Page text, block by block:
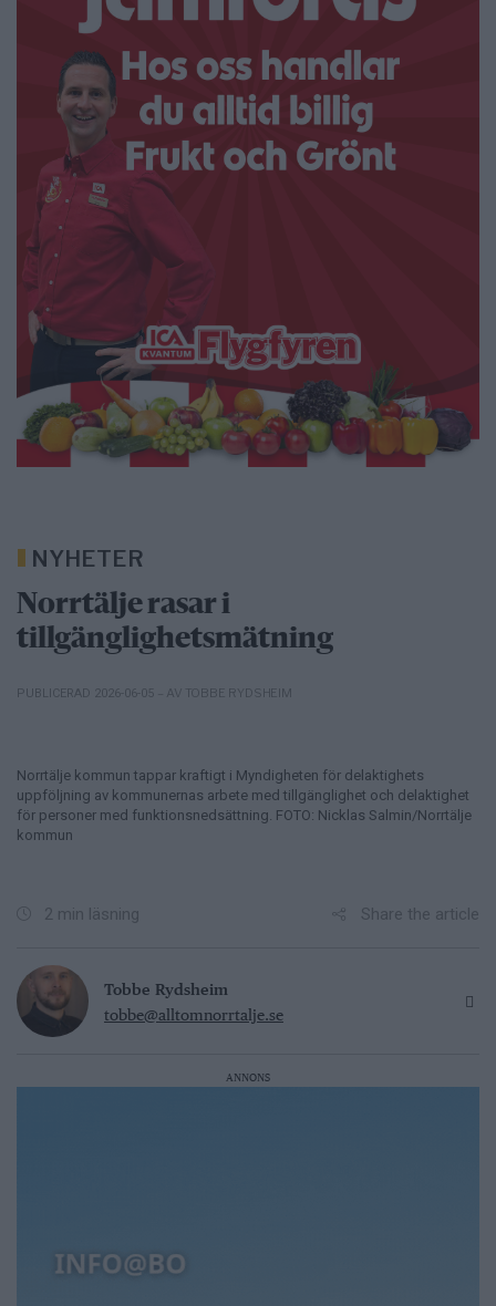
NYHETER
Norrtälje rasar i
tillgänglighetsmätning
PUBLICERAD 2026-06-05 – AV TOBBE RYDSHEIM
Norrtälje kommun tappar kraftigt i Myndigheten för delaktighets
uppföljning av kommunernas arbete med tillgänglighet och delaktighet
för personer med funktionsnedsättning. FOTO: Nicklas Salmin/Norrtälje
kommun
2 min läsning Share the article
Tobbe Rydsheim
tobbe@alltomnorrtalje.se
ANNONS